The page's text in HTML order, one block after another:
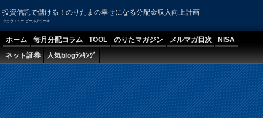
投資信託で儲ける！のりたまの幸せになる分配金収入向上計画
タカラトミー ビールアワー＠
ホーム 毎月分配コラム TOOL のりたマガジン メルマガ目次
NISA
ネット証券
人気blogﾗﾝｷﾝｸﾞ